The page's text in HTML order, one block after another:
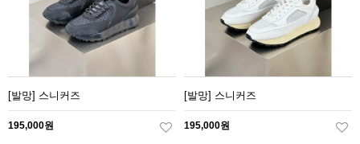
[발망] 스니커즈
195,000원
[발망] 스니커즈
195,000원